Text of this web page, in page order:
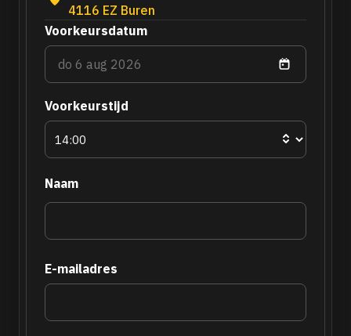
4116 EZ Buren
Voorkeursdatum
Voorkeurstijd
Naam
E-mailadres